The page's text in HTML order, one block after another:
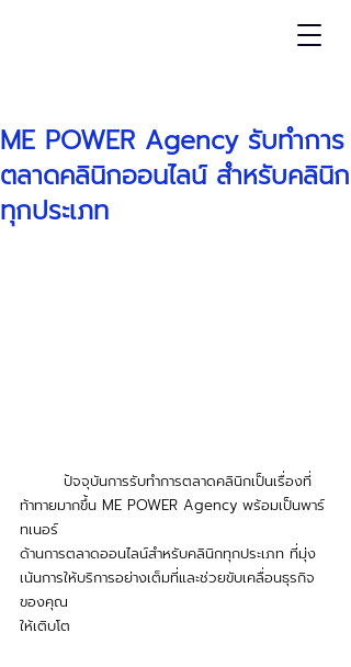
ME POWER Agency รับทำการ
ตลาดคลินิกออนไลน์ สำหรับคลินิก
ทุกประเภท
ท้าทายมากขึ้น ME POWER Agency พร้อมเป็นพาร์
ทเนอร์
ด้านการตลาดออนไลน์สำหรับคลินิกทุกประเภท ที่มุ่ง
เน้นการให้บริการอย่างเต็มที่และช่วยขับเคลื่อนธุรกิจ
ของคุณ
ให้เติบโต